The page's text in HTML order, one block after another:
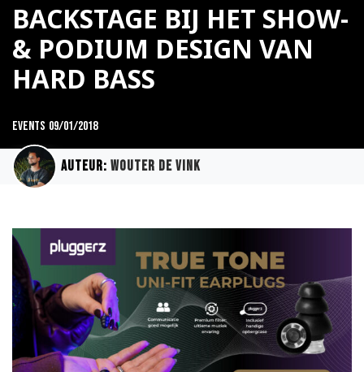
BACKSTAGE BIJ HET SHOW-
& PODIUM DESIGN VAN
HARD BASS
Events 09/01/2018
Auteur: Wouter de Vink